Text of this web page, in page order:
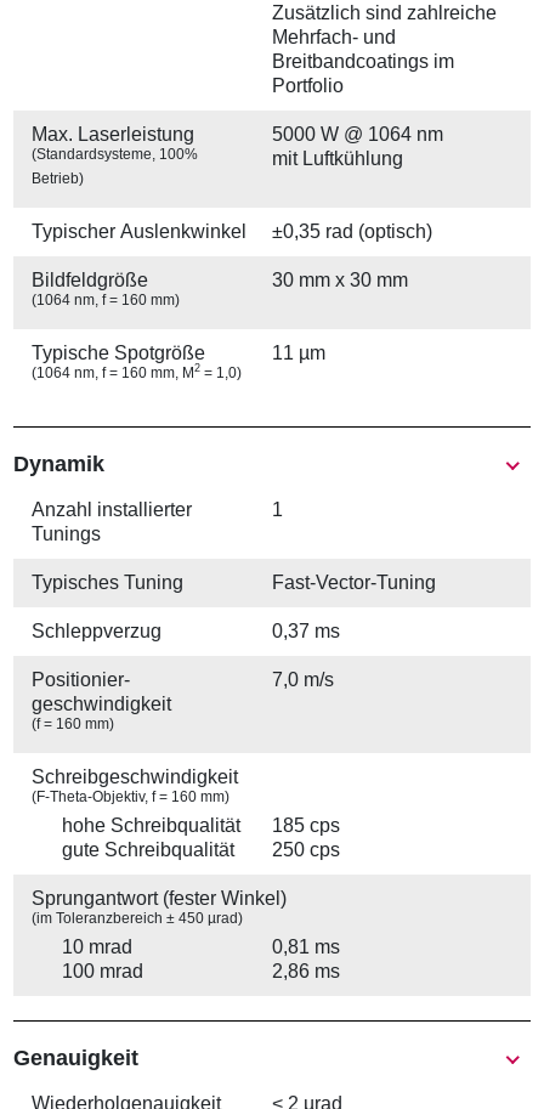
Zusätzlich sind zahlreiche
Mehrfach- und
Breitbandcoatings im
Portfolio
Max. Laserleistung
(Standardsysteme, 100%
Betrieb)
5000 W @ 1064 nm
mit Luftkühlung
Typischer Auslenkwinkel ±0,35 rad (optisch)
Bildfeldgröße
(1064 nm, f = 160 mm)
30 mm x 30 mm
Typische Spotgröße
(1064 nm, f = 160 mm, M2 = 1,0)
11 µm
Show
Dynamik
Anzahl installierter
Tunings
1
Typisches Tuning Fast-Vector-Tuning
Schleppverzug 0,37 ms
Positionier­
geschwindigkeit
(f = 160 mm)
7,0 m/s
Schreibgeschwindigkeit
(F-Theta-Objektiv, f = 160 mm)
hohe Schreibqualität
185 cps
gute Schreibqualität
250 cps
Sprungantwort (fester Winkel)
(im Toleranzbereich ± 450 µrad)
10 mrad
0,81 ms
100 mrad
2,86 ms
Genauigkeit
Wiederhol­genauigkeit < 2 µrad